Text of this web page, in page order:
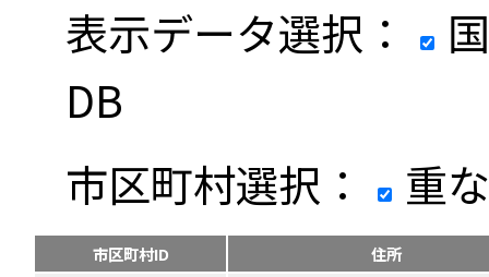
表示データ選択：
DB
市区町村選択：
重
市区町村ID
住所